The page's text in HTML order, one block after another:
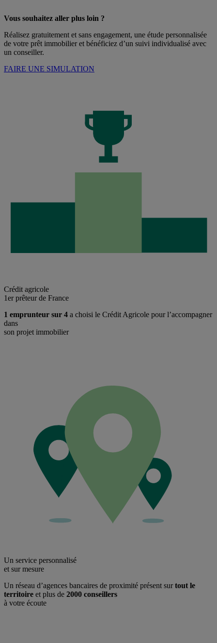
Vous souhaitez aller plus loin ?
Réalisez gratuitement et sans engagement, une étude personnalisée
de votre prêt immobilier et bénéficiez d’un suivi individualisé avec
un conseiller.
FAIRE UNE SIMULATION
Crédit agricole
1er prêteur de France
1 emprunteur sur 4 a choisi le Crédit Agricole pour l’accompagner
dans
son projet immobilier
Un service personnalisé
et sur mesure
Un réseau d’agences bancaires de proximité présent surtout le
territoire et plus de 2000 conseillers
à votre écoute